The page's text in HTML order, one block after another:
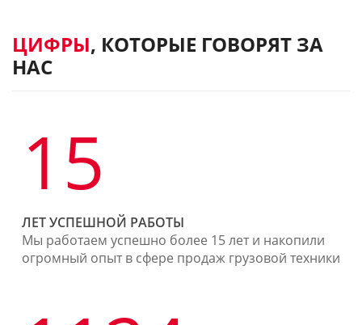
ЦИФРЫ, КОТОРЫЕ ГОВОРЯТ ЗА
НАС
15
ЛЕТ УСПЕШНОЙ РАБОТЫ
Мы работаем успешно более 15 лет и накопили
огромный опыт в сфере продаж грузовой техники